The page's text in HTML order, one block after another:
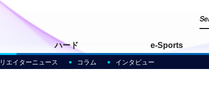
エイターニュース コラム インタビュー
ハード e-Sports